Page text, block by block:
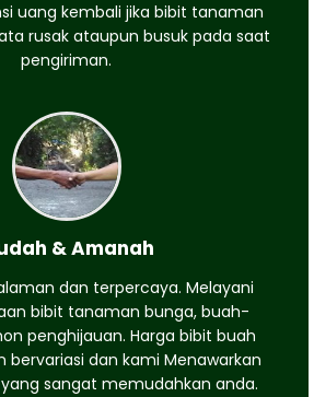
uang kembali jika bibit tanaman
rusak ataupun busuk pada saat
pengiriman.
& Amanah
dan terpercaya. Melayani
bibit tanaman bunga, buah-
penghijauan. Harga bibit buah
dan kami Menawarkan
sangat memudahkan anda.